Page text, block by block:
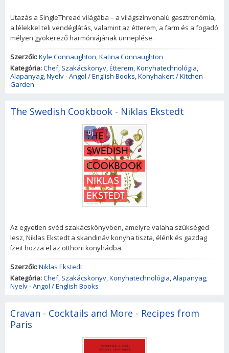
Utazás a SingleThread világába – a világszínvonalú gasztronómia,
a lélekkel teli vendéglátás, valamint az étterem, a farm és a fogadó
mélyen gyökerező harmóniájának ünneplése.
Szerzők:Kyle Connaughton,Katina Connaughton
Kategória:Chef, Szakácskönyv,Étterem,Konyhatechnológia,
Alapanyag,Nyelv - Angol / English Books,Konyhakert / Kitchen
Garden
The Swedish Cookbook - Niklas Ekstedt
Új
Az egyetlen svéd szakácskönyvben, amelyre valaha szükséged
lesz, Niklas Ekstedt a skandináv konyha tiszta, élénk és gazdag
ízeit hozza el az otthoni konyhádba.
Szerzők:Niklas Ekstedt
Kategória:Chef, Szakácskönyv,Konyhatechnológia,Alapanyag,
Nyelv - Angol / English Books
Cravan - Cocktails and More - Recipes from
Paris